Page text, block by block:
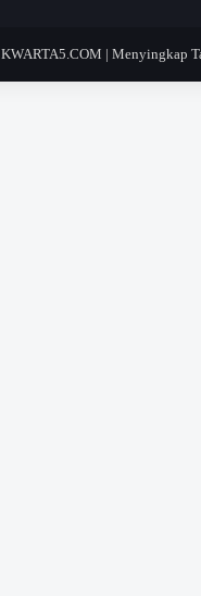
KWARTA5.COM | Menyingkap